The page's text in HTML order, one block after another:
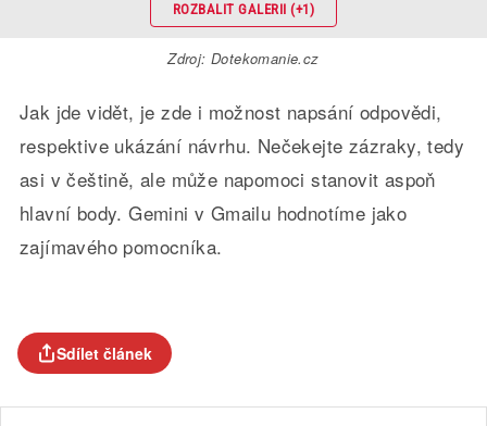
ROZBALIT GALERII (+1)
Zdroj: Dotekomanie.cz
Jak jde vidět, je zde i možnost napsání odpovědi,
respektive ukázání návrhu. Nečekejte zázraky, tedy
asi v češtině, ale může napomoci stanovit aspoň
hlavní body. Gemini v Gmailu hodnotíme jako
zajímavého pomocníka.
Sdílet článek